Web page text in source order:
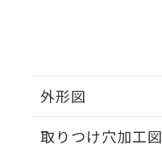
外形図
取りつけ穴加工図